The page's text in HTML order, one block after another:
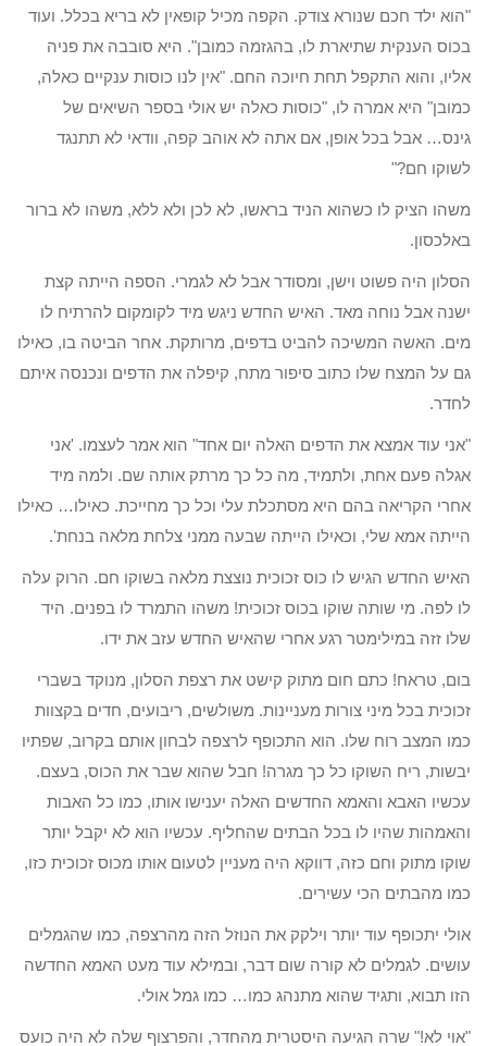
"הוא ילד חכם שנורא צודק. הקפה מכיל קופאין לא בריא בכלל. ועוד
בכוס הענקית שתיארת לו, בהגזמה כמובן". היא סובבה את פניה
אליו, והוא התקפל תחת חיוכה החם. "אין לנו כוסות ענקיים כאלה,
כמובן" היא אמרה לו, "כוסות כאלה יש אולי בספר השיאים של
גינס… אבל בכל אופן, אם אתה לא אוהב קפה, וודאי לא תתנגד
לשוקו חם?"
משהו הציק לו כשהוא הניד בראשו, לא לכן ולא ללא, משהו לא ברור
באלכסון.
הסלון היה פשוט וישן, ומסודר אבל לא לגמרי. הספה הייתה קצת
ישנה אבל נוחה מאד. האיש החדש ניגש מיד לקומקום להרתיח לו
מים. האשה המשיכה להביט בדפים, מרותקת. אחר הביטה בו, כאילו
גם על המצח שלו כתוב סיפור מתח, קיפלה את הדפים ונכנסה איתם
לחדר.
"אני עוד אמצא את הדפים האלה יום אחד" הוא אמר לעצמו. 'אני
אגלה פעם אחת, ולתמיד, מה כל כך מרתק אותה שם. ולמה מיד
אחרי הקריאה בהם היא מסתכלת עלי וכל כך מחייכת. כאילו… כאילו
הייתה אמא שלי, וכאילו הייתה שבעה ממני צלחת מלאה בנחת'.
האיש החדש הגיש לו כוס זכוכית נוצצת מלאה בשוקו חם. הרוק עלה
לו לפה. מי שותה שוקו בכוס זכוכית! משהו התמרד לו בפנים. היד
שלו זזה במילימטר רגע אחרי שהאיש החדש עזב את ידו.
בום, טראח! כתם חום מתוק קישט את רצפת הסלון, מנוקד בשברי
זכוכית בכל מיני צורות מעניינות. משולשים, ריבועים, חדים בקצוות
כמו המצב רוח שלו. הוא התכופף לרצפה לבחון אותם בקרוב, שפתיו
יבשות, ריח השוקו כל כך מגרה! חבל שהוא שבר את הכוס, בעצם.
עכשיו האבא והאמא החדשים האלה יענישו אותו, כמו כל האבות
והאמהות שהיו לו בכל הבתים שהחליף. עכשיו הוא לא יקבל יותר
שוקו מתוק וחם כזה, דווקא היה מעניין לטעום אותו מכוס זכוכית כזו,
כמו מהבתים הכי עשירים.
אולי יתכופף עוד יותר וילקק את הנוזל הזה מהרצפה, כמו שהגמלים
עושים. לגמלים לא קורה שום דבר, ובמילא עוד מעט האמא החדשה
הזו תבוא, ותגיד שהוא מתנהג כמו… כמו גמל אולי.
"אוי לא!" שרה הגיעה היסטרית מהחדר, והפרצוף שלה לא היה כועס